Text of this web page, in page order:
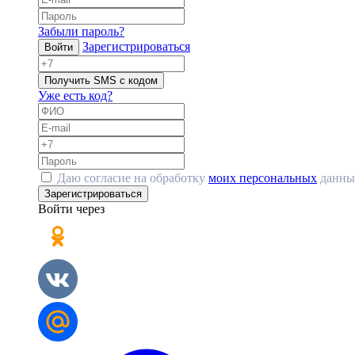
Забыли пароль?
Войти Зарегистрироваться
Получить SMS с кодом
Уже есть код?
Даю согласие на обработку моих персональных
Зарегистрироваться
Войти через